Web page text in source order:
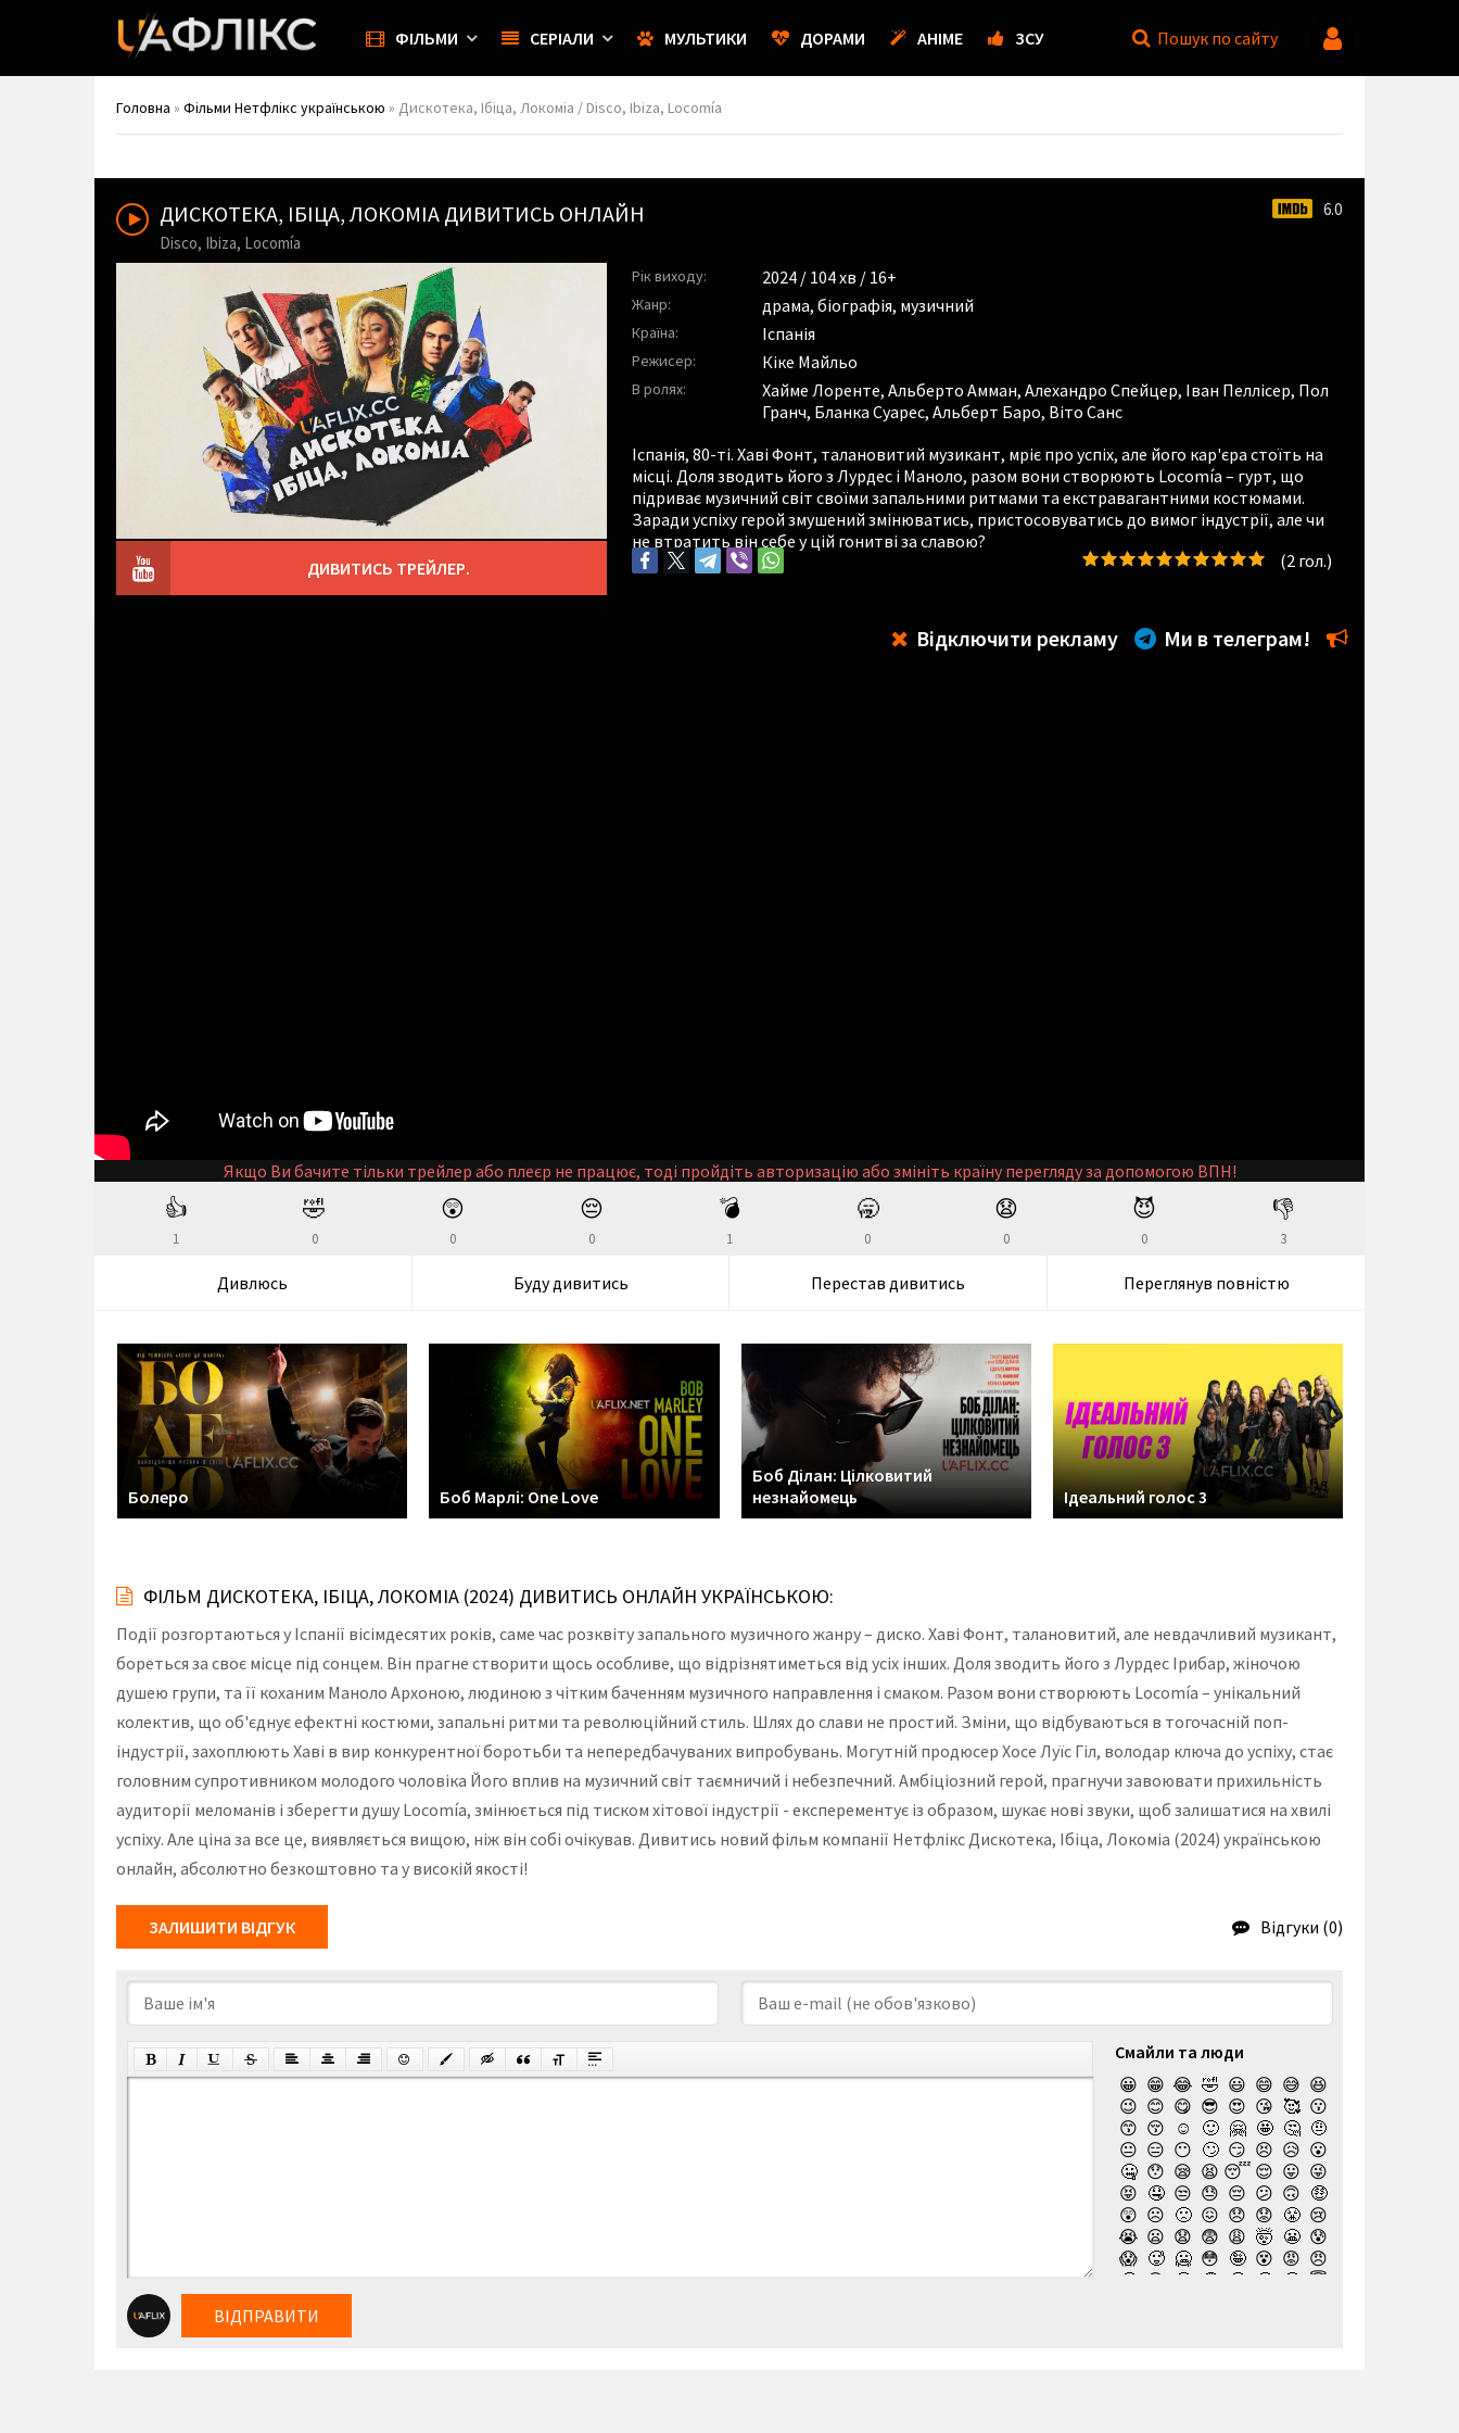
ФІЛЬМИ СЕРІАЛИ МУЛЬТИКИ ДОРАМИ АНІМЕ ЗСУ Пошук по сайту
Головна » Фільми Нетфлікс українською » Дискотека, Ібіца, Локоміа / Disco, Ibiza, Locomía
ДИСКОТЕКА, ІБІЦА, ЛОКОМІА ДИВИТИСЬ ОНЛАЙН
Disco, Ibiza, Locomía
6.0
Рік виходу: 2024/ 104 хв / 16+
Жанр: драма, біографія, музичний
Країна: Іспанія
Режисер: Кіке Майльо
В ролях: Хайме Лоренте, Альберто Амман, Алехандро Спейцер, Іван Пеллісер, Пол
Гранч, Бланка Суарес, Альберт Баро, Віто Санс
Іспанія, 80-ті. Хаві Фонт, талановитий музикант, мріє про успіх, але його кар'єра стоїть на
місці. Доля зводить його з Лурдес і Маноло, разом вони створюють Locomía – гурт, що
підриває музичний світ своїми запальними ритмами та екстравагантними костюмами.
Заради успіху герой змушений змінюватись, пристосовуватись до вимог індустрії, але чи
не втратить він себе у цій гонитві за славою?
ДИВИТИСЬ ТРЕЙЛЕР.
(2 гол.)
Відключити рекламу Ми в телеграм!
Якщо Ви бачите тільки трейлер або плеєр не працює, тоді пройдіть авторизацію або змініть країну перегляду за допомогою ВПН!
👍
1
🤣
0
😲
0
😔
0
💣
1
🥱
0
😧
0
😈
0
👎
3
Дивлюсь Буду дивитись Перестав дивитись Переглянув повністю
Болеро Боб Марлі: One Love
Боб Ділан: Цілковитий
незнайомець
Ідеальний голос 3
ФІЛЬМ ДИСКОТЕКА, ІБІЦА, ЛОКОМІА (2024) ДИВИТИСЬ ОНЛАЙН УКРАЇНСЬКОЮ:
Події розгортаються у Іспанії вісімдесятих років, саме час розквіту запального музичного жанру – диско. Хаві Фонт, талановитий, але невдачливий музикант,
бореться за своє місце під сонцем. Він прагне створити щось особливе, що відрізнятиметься від усіх інших. Доля зводить його з Лурдес Ірибар, жіночою
душею групи, та її коханим Маноло Архоною, людиною з чітким баченням музичного направлення і смаком. Разом вони створюють Locomía – унікальний
колектив, що об'єднує ефектні костюми, запальні ритми та революційний стиль. Шлях до слави не простий. Зміни, що відбуваються в тогочасній поп-
індустрії, захоплюють Хаві в вир конкурентної боротьби та непередбачуваних випробувань. Могутній продюсер Хосе Луїс Гіл, володар ключа до успіху, стає
головним супротивником молодого чоловіка Його вплив на музичний світ таємничий і небезпечний. Амбіціозний герой, прагнучи завоювати прихильність
аудиторії меломанів і зберегти душу Locomía, змінюється під тиском хітової індустрії - експерементує із образом, шукає нові звуки, щоб залишатися на хвилі
успіху. Але ціна за все це, виявляється вищою, ніж він собі очікував. Дивитись новий фільм компанії Нетфлікс Дискотека, Ібіца, Локоміа (2024) українською
онлайн, абсолютно безкоштовно та у високій якості!
ЗАЛИШИТИ ВІДГУК Відгуки (0)
Смайли та люди
😀 😁 😂 🤣 😃 😄 😅 😆
😉 😊 😋 😎 😍 😘 🥰 😗
😙 😚 ☺️ 🙂 🤗 🤩 🤔 🤨
😐 😑 😶 🙄 😏 😣 😥 😮
🤐 😯 😪 😫 😴 😌 😛 😜
😝 🤤 😒 😓 😔 😕 🙃 🤑
😲 ☹️ 🙁 😖 😞 😟 😤 😢
😭 😦 😧 😨 😩 🤯 😬 😰
😱 🥵 🥶 😳 🤪 😵 😡 😠
🤬
😷 🤒 🤕 🤢 🤮 🤧 😇
ВІДПРАВИТИ